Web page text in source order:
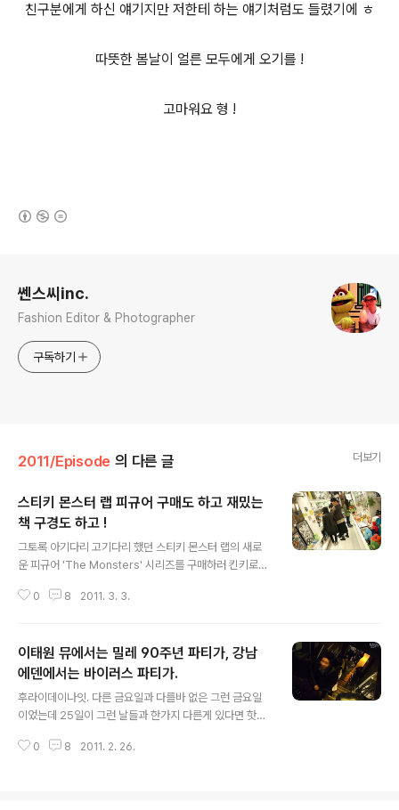
친구분에게 하신 얘기지만 저한테 하는 얘기처럼도 들렸기에 ㅎ
따뜻한 봄날이 얼른 모두에게 오기를 !
고마워요 형 !
쎈스씨inc.
Fashion Editor & Photographer
구독하기
2011/Episode 의 다른 글 더보기
스티키 몬스터 랩 피규어 구매도 하고 재밌는
책 구경도 하고 !
그토록 아기다리 고기다리 했던 스티키 몬스터 랩의 새로
운 피규어 'The Monsters' 시리즈를 구매하러 킨키로봇
떤 피규어들 보다 스티키 몬스터 랩의 그것에 엄청난 관심
지난 포스팅에서 열심히 포커스 맞춘 바로 그 아이들 ! 꺄 +
_+ 봐도 봐도 귀여워 ㅠ 아 정말 하나하나 다 가지고 싶은
마음은 하루가 지나고 이틀이 지나도 변하지가 않는구나
ㅠ SML 시리즈는 이렇게 '실제'후드를 뒤집어 쓰고 있는
약자다) 이 아이들은 내가 구입하기로 한 The Monsters
0 8 2011. 3. 3.
이태원 뮤에서는 밀레 90주년 파티가, 강남
에덴에서는 바이러스 파티가.
후라이데이나잇. 다른 금요일과 다를바 없은 그런 금요일
이었는데 25일이 그런 날들과 한가지 다른게 있다면 핫한
중 아무래도 가장 많은 이슈가 되었던 파티를 꼽으라면, 엄
0 8 2011. 2. 26.